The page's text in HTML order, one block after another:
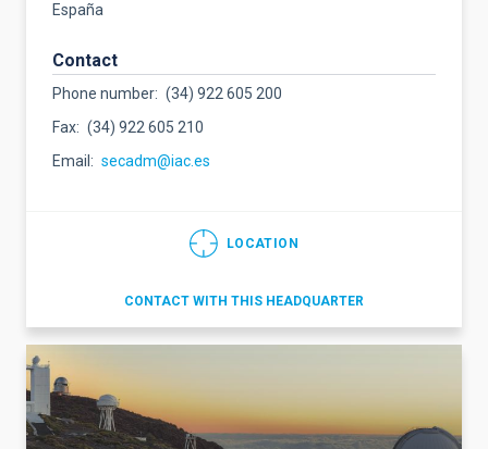
España
Contact
Phone number
(34) 922 605 200
Fax
(34) 922 605 210
Email
secadm@iac.es
LOCATION
CONTACT WITH THIS HEADQUARTER